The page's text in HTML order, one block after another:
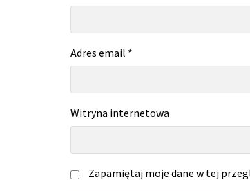
Adres email *
Witryna internetowa
Zapamiętaj moje dane w tej